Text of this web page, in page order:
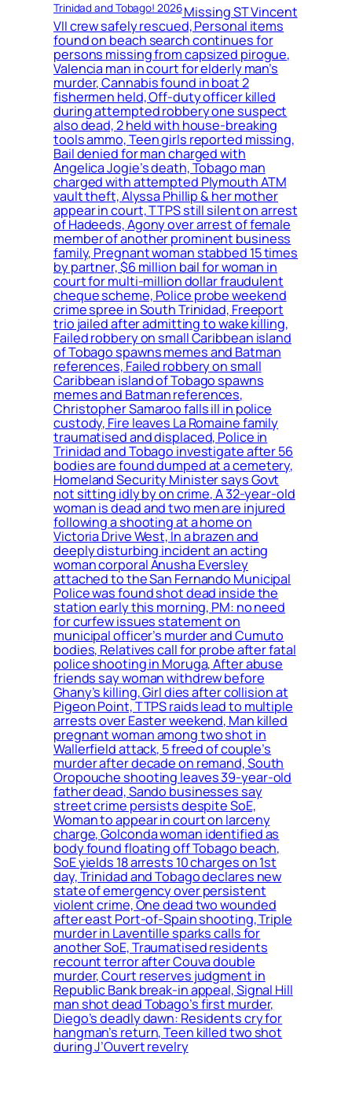
Trinidad and Tobago! 2026Missing ST Vincent
VII crew safely rescued, Personal items
found on beach search continues for
persons missing from capsized pirogue,
Valencia man in court for elderly man’s
murder, Cannabis found in boat 2
fishermen held, Off-duty officer killed
during attempted robbery one suspect
also dead, 2 held with house-breaking
tools ammo, Teen girls reported missing,
Bail denied for man charged with
Angelica Jogie’s death, Tobago man
charged with attempted Plymouth ATM
vault theft, Alyssa Phillip & her mother
appear in court, TTPS still silent on arrest
of Hadeeds, Agony over arrest of female
member of another prominent business
family, Pregnant woman stabbed 15 times
by partner, $6 million bail for woman in
court for multi-million dollar fraudulent
cheque scheme, Police probe weekend
crime spree in South Trinidad, Freeport
trio jailed after admitting to wake killing,
Failed robbery on small Caribbean island
of Tobago spawns memes and Batman
references, Failed robbery on small
Caribbean island of Tobago spawns
memes and Batman references,
Christopher Samaroo falls ill in police
custody, Fire leaves La Romaine family
traumatised and displaced, Police in
Trinidad and Tobago investigate after 56
bodies are found dumped at a cemetery,
Homeland Security Minister says Govt
not sitting idly by on crime, A 32-year-old
woman is dead and two men are injured
following a shooting at a home on
Victoria Drive West, In a brazen and
deeply disturbing incident an acting
woman corporal Anusha Eversley
attached to the San Fernando Municipal
Police was found shot dead inside the
station early this morning, PM: no need
for curfew issues statement on
municipal officer’s murder and Cumuto
bodies, Relatives call for probe after fatal
police shooting in Moruga, After abuse
friends say woman withdrew before
Ghany’s killing, Girl dies after collision at
Pigeon Point, TTPS raids lead to multiple
arrests over Easter weekend, Man killed
pregnant woman among two shot in
Wallerfield attack, 5 freed of couple’s
murder after decade on remand, South
Oropouche shooting leaves 39-year-old
father dead, Sando businesses say
street crime persists despite SoE,
Woman to appear in court on larceny
charge, Golconda woman identified as
body found floating off Tobago beach,
SoE yields 18 arrests 10 charges on 1st
day, Trinidad and Tobago declares new
state of emergency over persistent
violent crime, One dead two wounded
after east Port-of-Spain shooting, Triple
murder in Laventille sparks calls for
another SoE, Traumatised residents
recount terror after Couva double
murder, Court reserves judgment in
Republic Bank break-in appeal, Signal Hill
man shot dead Tobago’s first murder,
Diego’s deadly dawn: Residents cry for
hangman’s return, Teen killed two shot
during J’Ouvert revelry